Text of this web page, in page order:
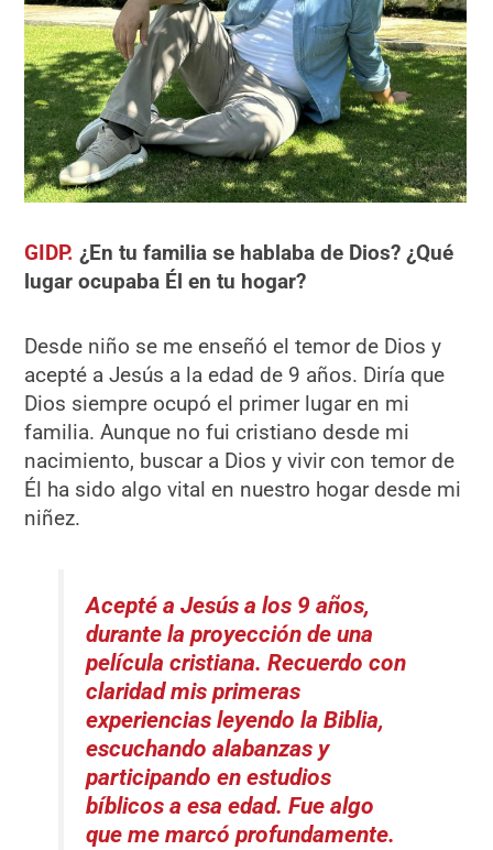
GIDP.¿En tu familia se hablaba de Dios? ¿Qué
lugar ocupaba Él en tu hogar?
Desde niño se me enseñó el temor de Dios y
acepté a Jesús a la edad de 9 años. Diría que
Dios siempre ocupó el primer lugar en mi
familia. Aunque no fui cristiano desde mi
nacimiento, buscar a Dios y vivir con temor de
Él ha sido algo vital en nuestro hogar desde mi
niñez.
Acepté a Jesús a los 9 años,
durante la proyección de una
película cristiana. Recuerdo con
claridad mis primeras
experiencias leyendo la Biblia,
escuchando alabanzas y
participando en estudios
bíblicos a esa edad. Fue algo
que me marcó profundamente.